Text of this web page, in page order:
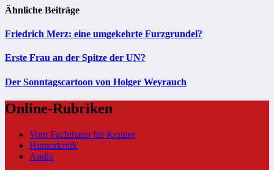
Ähnliche Beiträge
Friedrich Merz: eine umgekehrte Furzgrundel?
Erste Frau an der Spitze der UN?
Der Sonntagscartoon von Holger Weyrauch
Online-Rubriken
Vom Fachmann für Kenner
Humorkritik
Audio